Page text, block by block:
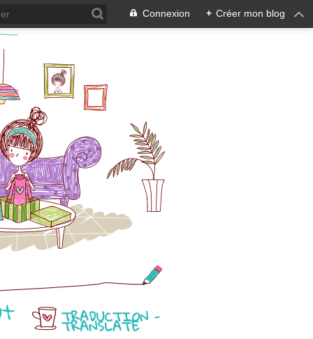
Connexion + Créer mon blog
TRADUCTION -
TRANSLATE